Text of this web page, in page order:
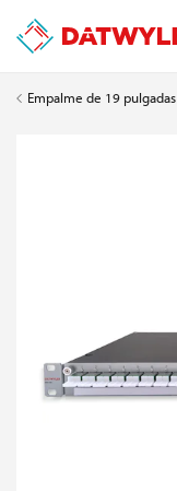
Empalme de 19 pulgadas